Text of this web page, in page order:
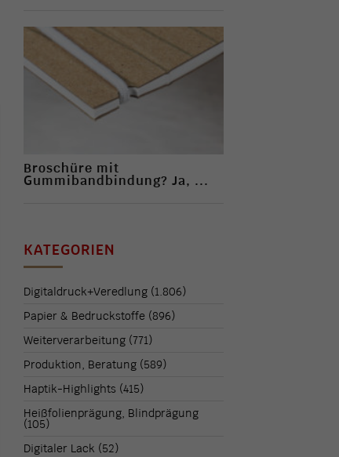
Broschüre mit
Gummibandbindung? Ja, ...
KATEGORIEN
Digitaldruck+Veredlung (1.806)
Papier & Bedruckstoffe (896)
Weiterverarbeitung (771)
Produktion, Beratung (589)
Haptik-Highlights (415)
Heißfolienprägung, Blindprägung
(105)
Digitaler Lack (52)